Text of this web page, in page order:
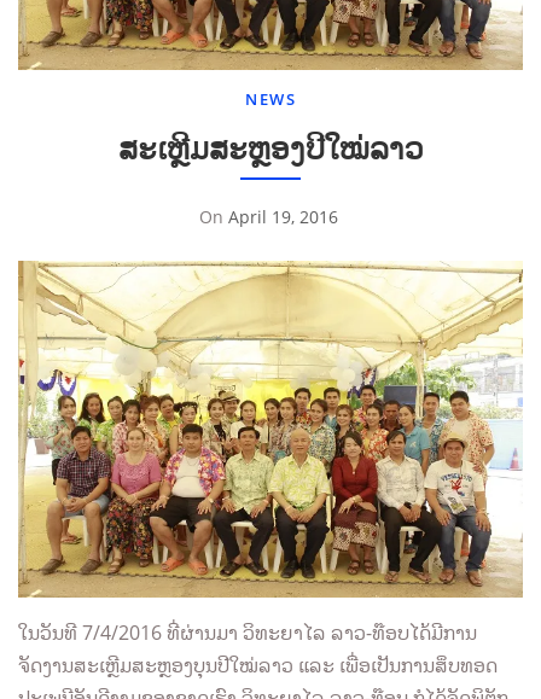
NEWS
ສະເຫຼີມສະຫຼອງປີໃໝ່ລາວ
By
Vongthavone
On April 19, 2016
ໃນວັນທີ 7/4/2016 ທີ່ຜ່ານມາ ວິທະຍາໄລ ລາວ-ທ໊ອບໄດ້ມີການ
ຈັດງານສະເຫຼີມສະຫຼອງບຸນປີໃໝ່ລາວ ແລະ ເພື່ອເປັນການສຶບທອດ